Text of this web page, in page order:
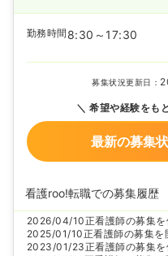
勤務時間 8:30～17:30
募集状況更新日：
希望や経験をも
最新の募集
看護roo!転職での募集履歴
2026/04/10正看護師の募集を
2025/01/10正看護師の募集を
2023/01/23正看護師の募集を